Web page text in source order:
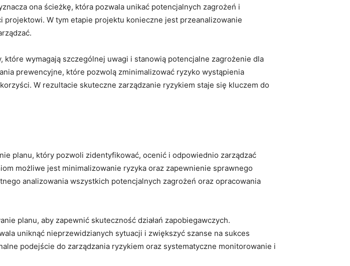
ona ścieżkę, która pozwala unikać potencjalnych zagrożeń i
W tym⁤ etapie projektu konieczne jest przeanalizowanie
wymagają‍ szczególnej uwagi i⁣ stanowią potencjalne zagrożenie dla
prewencyjne, ⁣które pozwolą zminimalizować ryzyko wystąpienia
W rezultacie ‌skuteczne‍ zarządzanie⁣ ryzykiem staje się ⁢kluczem⁣ do
planu, który pozwoli zidentyfikować, ocenić i odpowiednio zarządzać
możliwe jest minimalizowanie ryzyka oraz zapewnienie sprawnego
⁤analizowania wszystkich potencjalnych zagrożeń ⁣oraz opracowania
planu, aby zapewnić skuteczność⁣ działań zapobiegawczych.
uniknąć nieprzewidzianych sytuacji ​i zwiększyć szanse na sukces
podejście do zarządzania ryzykiem oraz systematyczne monitorowanie i